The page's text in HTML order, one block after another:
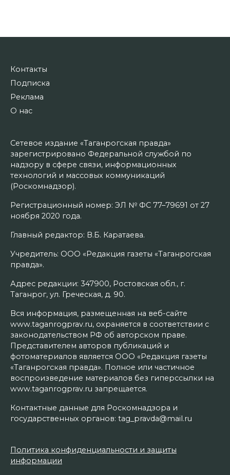
Контакты
Подписка
Реклама
О нас
Сетевое издание «Таганрогская правда»
зарегистрировано Федеральной службой по
надзору в сфере связи, информационных
технологий и массовых коммуникаций
(Роскомнадзор).
Регистрационный номер: ЭЛ № ФС 77–79691 от 27
ноября 2020 года.
Главный редактор: В.Б. Каратаева.
Учредитель: ООО «Редакция газеты «Таганрогская
правда».
Адрес редакции: 347900, Ростовская обл., г.
Таганрог, ул. Греческая, д. 90.
Вся информация, размещенная на веб-сайте
www.taganrogprav.ru, охраняется в соответствии с
законодательством РФ об авторском праве.
Представителем авторов публикаций и
фотоматериалов является ООО «Редакция газеты
«Таганрогская правда». Полное или частичное
воспроизведение материалов без гиперссылки на
www.taganrogprav.ru запрещается.
Контактные данные для Роскомнадзора и
государственных органов: tag_pravda@mail.ru
Политика конфиденциальности и защиты
информации